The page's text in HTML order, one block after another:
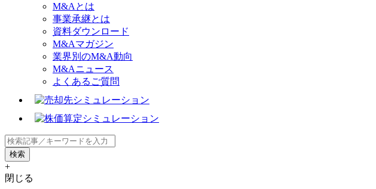
M&Aとは
事業承継とは
資料ダウンロード
M&Aマガジン
業界別のM&A動向
M&Aニュース
よくあるご質問
+
閉じる